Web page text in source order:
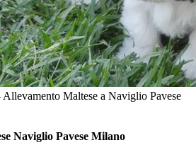
Maltese a Naviglio Pavese
Naviglio Pavese Milano